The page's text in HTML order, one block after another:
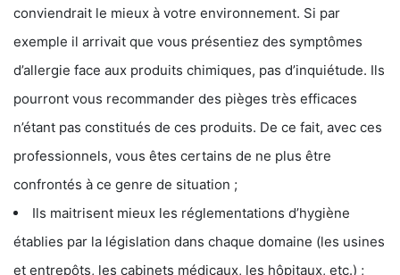
conviendrait le mieux à votre environnement. Si par
exemple il arrivait que vous présentiez des symptômes
d’allergie face aux produits chimiques, pas d’inquiétude. Ils
pourront vous recommander des pièges très efficaces
n’étant pas constitués de ces produits. De ce fait, avec ces
professionnels, vous êtes certains de ne plus être
confrontés à ce genre de situation ;
Ils maitrisent mieux les réglementations d’hygiène
établies par la législation dans chaque domaine (les usines
et entrepôts, les cabinets médicaux, les hôpitaux, etc.) ;